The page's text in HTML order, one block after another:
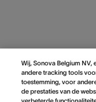
Wij, Sonova Belgium NV,
andere tracking tools
toestemming, voor
de prestaties van de